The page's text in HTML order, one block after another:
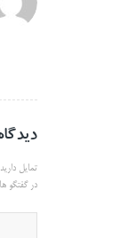
تمایل
در گفتگو